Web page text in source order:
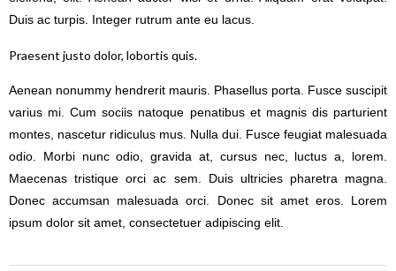
Duis ac turpis. Integer rutrum ante eu lacus.
Praesent justo dolor, lobortis quis.
Aenean nonummy hendrerit mauris. Phasellus porta. Fusce suscipit
varius mi. Cum sociis natoque penatibus et magnis dis parturient
montes, nascetur ridiculus mus. Nulla dui. Fusce feugiat malesuada
odio. Morbi nunc odio, gravida at, cursus nec, luctus a, lorem.
Maecenas tristique orci ac sem. Duis ultricies pharetra magna.
Donec accumsan malesuada orci. Donec sit amet eros. Lorem
ipsum dolor sit amet, consectetuer adipiscing elit.